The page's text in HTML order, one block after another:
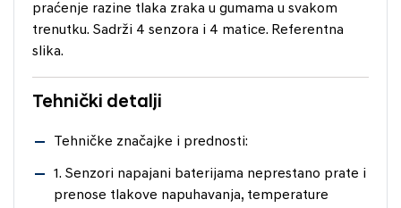
praćenje razine tlaka zraka u gumama u svakom
trenutku. Sadrži 4 senzora i 4 matice. Referentna
slika.
Tehnički detalji
Tehničke značajke i prednosti:
1. Senzori napajani baterijama neprestano prate i
prenose tlakove napuhavanja, temperature